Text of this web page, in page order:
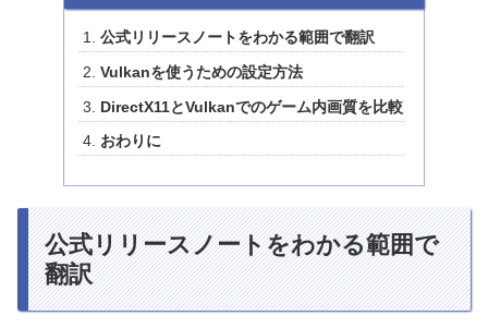
公式リリースノートをわかる範囲で翻訳
Vulkanを使うための設定方法
DirectX11とVulkanでのゲーム内画質を比較
おわりに
公式リリースノートをわかる範囲で
翻訳